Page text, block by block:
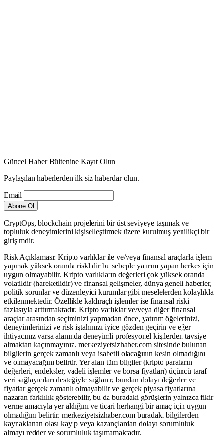
Güncel Haber Bültenine Kayıt Olun
Paylaşılan haberlerden ilk siz haberdar olun.
Email
CryptOps, blockchain projelerini bir üst seviyeye taşımak ve
topluluk deneyimlerini kişiselleştirmek üzere kurulmuş yenilikçi bir
girişimdir.
Risk Açıklaması: Kripto varlıklar ile ve/veya finansal araçlarla işlem
yapmak yüksek oranda risklidir bu sebeple yatırım yapan herkes için
uygun olmayabilir. Kripto varlıkların değerleri çok yüksek oranda
volatildir (hareketlidir) ve finansal gelişmeler, dünya geneli haberler,
politik sorunlar ve düzenleyici kurumlar gibi meselelerden kolaylıkla
etkilenmektedir. Özellikle kaldıraçlı işlemler ise finansal riski
fazlasıyla arttırmaktadır. Kripto varlıklar ve/veya diğer finansal
araçlar arasından seçiminizi yapmadan önce, yatırım öğelerinizi,
deneyimlerinizi ve risk iştahınızı iyice gözden geçirin ve eğer
ihtiyacınız varsa alanında deneyimli profesyonel kişilerden tavsiye
almaktan kaçınmayınız. merkeziyetsizhaber.com sitesinde bulunan
bilgilerin gerçek zamanlı veya isabetli olacağının kesin olmadığını
ve olmayacağını belirtir. Yer alan tüm bilgiler (kripto paraların
değerleri, endeksler, vadeli işlemler ve borsa fiyatları) üçüncü taraf
veri sağlayıcıları desteğiyle sağlanır, bundan dolayı değerler ve
fiyatlar gerçek zamanlı olmayabilir ve gerçek piyasa fiyatlarına
nazaran farklılık gösterebilir, bu da buradaki görüşlerin yalnızca fikir
verme amacıyla yer aldığını ve ticari herhangi bir amaç için uygun
olmadığını belirtir. merkeziyetsizhaber.com buradaki bilgilerden
kaynaklanan olası kayıp veya kazançlardan dolayı sorumluluk
almayı redder ve sorumluluk taşımamaktadır.